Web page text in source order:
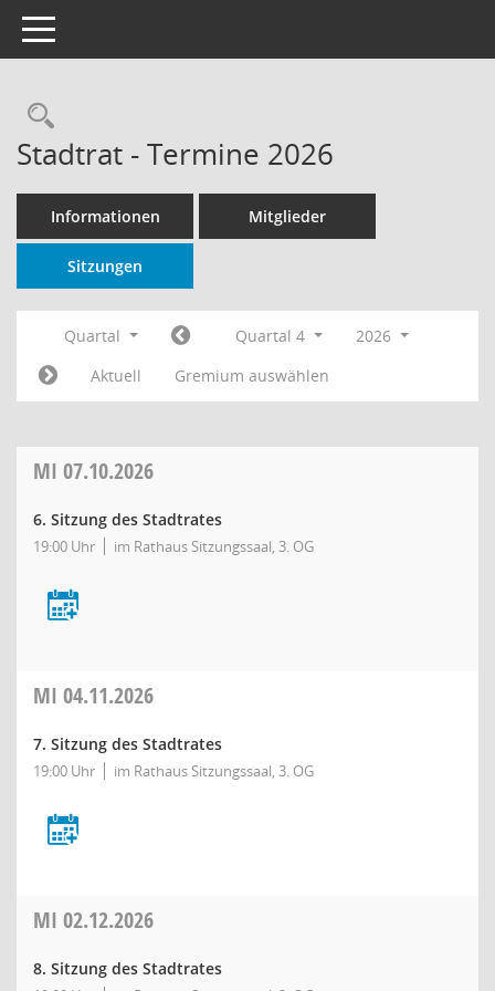
Toggle navigation
Rechercheauswahl
Stadtrat - Termine 2026
Informationen Mitglieder
Sitzungen
Quartal Quartal 4
2026
Aktuell
Gremium auswählen
MI 07.10.2026
6. Sitzung des Stadtrates
19:00 Uhr im Rathaus Sitzungssaal, 3. OG
MI 04.11.2026
7. Sitzung des Stadtrates
19:00 Uhr im Rathaus Sitzungssaal, 3. OG
MI 02.12.2026
8. Sitzung des Stadtrates